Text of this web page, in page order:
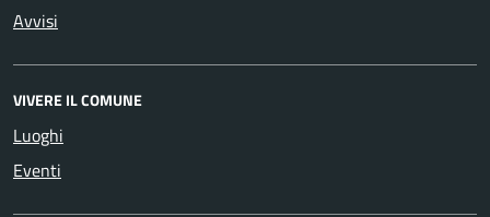
Avvisi
VIVERE IL COMUNE
Luoghi
Eventi